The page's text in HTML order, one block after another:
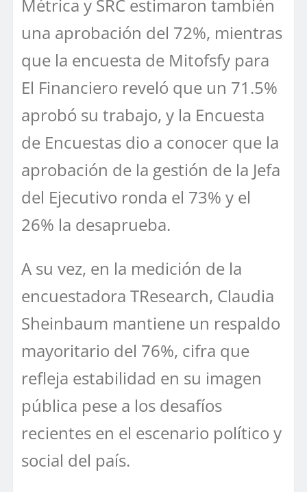
Métrica y SRC estimaron también
una aprobación del 72%, mientras
que la encuesta de Mitofsfy para
El Financiero reveló que un 71.5%
aprobó su trabajo, y la Encuesta
de Encuestas dio a conocer que la
aprobación de la gestión de la Jefa
del Ejecutivo ronda el 73% y el
26% la desaprueba.
A su vez, en la medición de la
encuestadora TResearch, Claudia
Sheinbaum mantiene un respaldo
mayoritario del 76%, cifra que
refleja estabilidad en su imagen
pública pese a los desafíos
recientes en el escenario político y
social del país.